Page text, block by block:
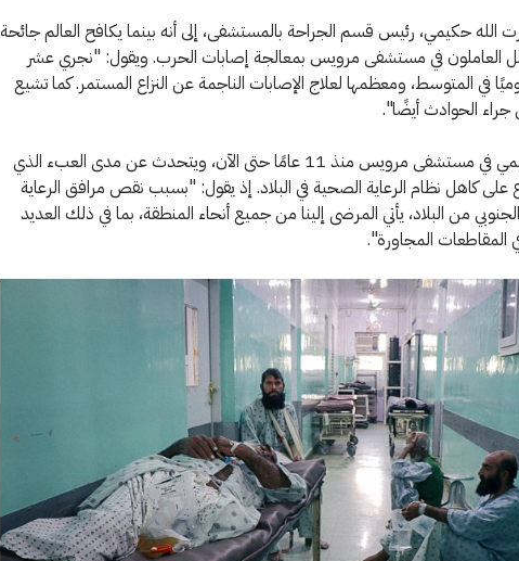
الله حكيمي، رئيس قسم الجراحة بالمستشفى، إلى أنه بينما يكافح العالم جائحة
ينشغل العاملون في مستشفى مرويس بمعالجة إصابات الحرب. ويقول: "نجري عشر
في المتوسط، ومعظمها لعلاج الإصابات الناجمة عن النزاع المستمر. كما تشيع
جراء الحوادث أيضًا".
يعمل الدكتور حكيمي في مستشفى مرويس منذ 11 عامًا حتى الآن، ويتحدث عن مدى العبء الذي
على كاهل نظام الرعاية الصحية في البلاد. إذ يقول: "بسبب نقص مرافق الرعاية
من البلاد، يأتي المرضى إلينا من جميع أنحاء المنطقة، بما في ذلك العديد
المقاطعات المجاورة".